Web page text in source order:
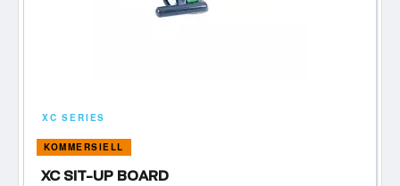
XC SERIES
KOMMERSIELL
XC SIT-UP BOARD